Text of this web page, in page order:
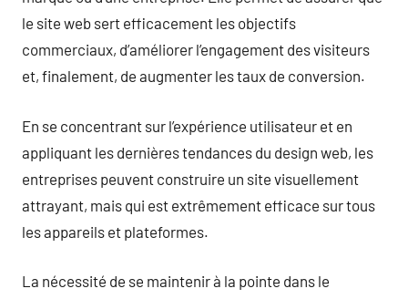
le site web sert efficacement les objectifs
commerciaux, d’améliorer l’engagement des visiteurs
et, finalement, de augmenter les taux de conversion.
En se concentrant sur l’expérience utilisateur et en
appliquant les dernières tendances du design web, les
entreprises peuvent construire un site visuellement
attrayant, mais qui est extrêmement efficace sur tous
les appareils et plateformes.
La nécessité de se maintenir à la pointe dans le